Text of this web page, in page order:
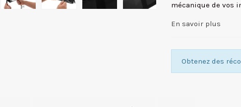
mécanique de vos
En savoir plus
Obtenez des